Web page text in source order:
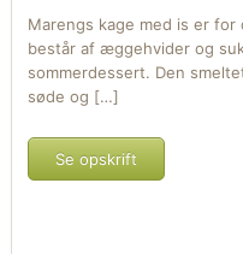
Marengs kage med is er
består af æggehvider og
sommerdessert. Den
søde og […]
Se opskrift